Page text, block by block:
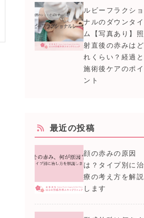
ルビーフラクショ
ナルのダウンタイ
ム【写真あり】照
射直後の赤みはど
れくらい？経過と
施術後ケアのポイ
ント
最近の投稿
顔の赤みの原因
は？タイプ別に治
療の考え方を解説
します